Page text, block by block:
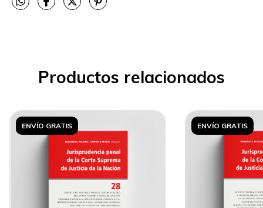
Productos relacionados
ENVÍO GRATIS ENVÍO GRATIS